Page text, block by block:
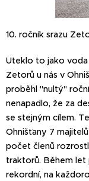
10. ročník srazu
Uteklo to jako voda
Zetorů u nás v
proběhl "nultý"
nenapadlo, že za
se stejným cílem.
Ohnišťany 7
počet členů rozrostl
traktorů. Během let
rekordní, na